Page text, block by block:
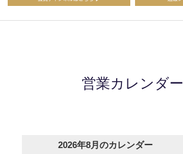
営業カレンダー
2026年8月のカレンダー